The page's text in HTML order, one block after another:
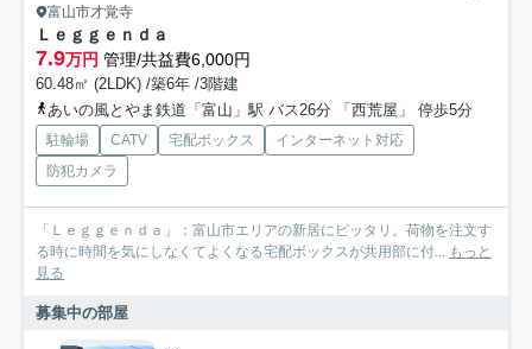
富山市才覚寺
Ｌｅｇｇｅｎｄａ
7.9万円 管理/共益費6,000円
60.48㎡ (2LDK) /築6年 /3階建
あいの風とやま鉄道「富山」駅 バス26分 「西荒屋」 停歩5分
駐輪場 CATV 宅配ボックス
インターネット対応
防犯カメラ
「Ｌｅｇｇｅｎｄａ」：富山市エリアの新居にピッタリ。荷物を注文す
る時に時間を気にしなくてよくなる宅配ボックスが共用部に付... もっと
見る
募集中の部屋